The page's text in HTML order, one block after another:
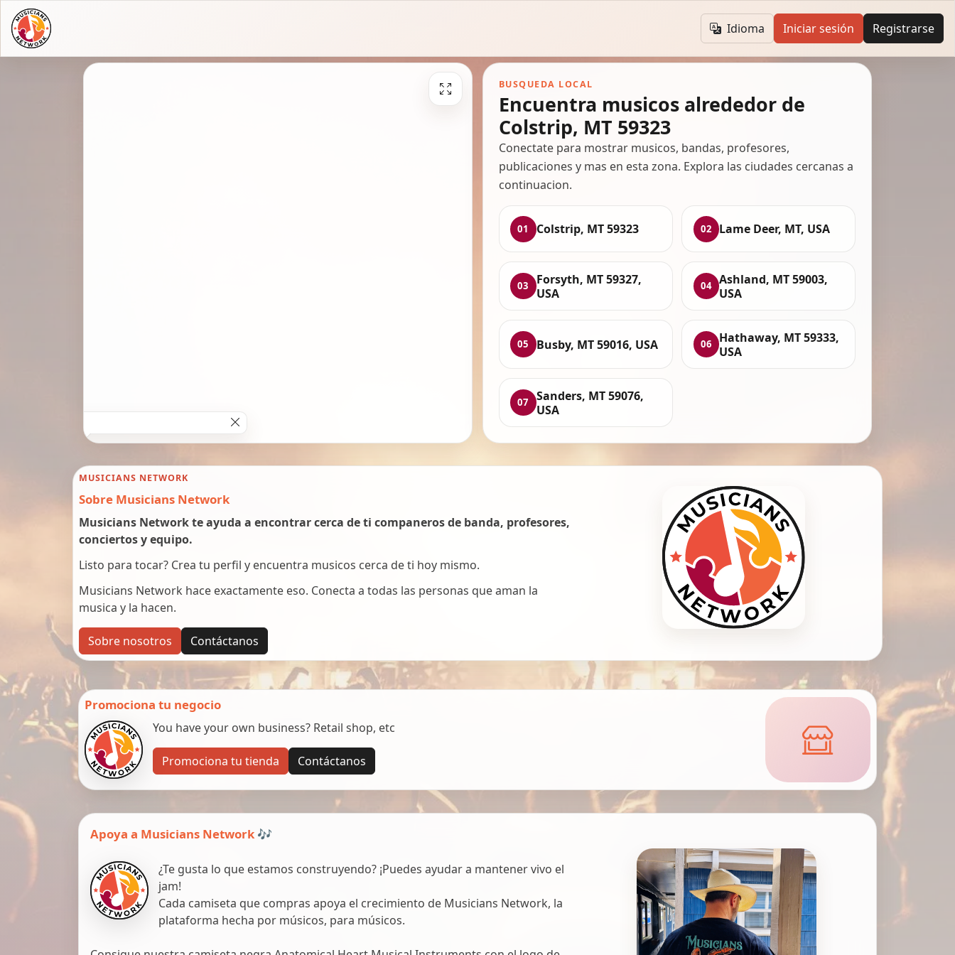
Idioma Iniciar sesión Registrarse
BUSQUEDA LOCAL
Encuentra musicos alrededor de
Colstrip, MT 59323
Conectate para mostrar musicos, bandas, profesores,
publicaciones y mas en esta zona. Explora las ciudades cercanas a
continuacion.
01 Colstrip, MT 59323 02 Lame Deer, MT, USA
03
Forsyth, MT 59327,
USA
04 Ashland, MT 59003,
USA
05 Busby, MT 59016, USA 06
Hathaway, MT 59333,
USA
07
Sanders, MT 59076,
USA
MUSICIANS NETWORK
Sobre Musicians Network
Musicians Network te ayuda a encontrar cerca de ti companeros de banda, profesores,
conciertos y equipo.
Listo para tocar? Crea tu perfil y encuentra musicos cerca de ti hoy mismo.
Musicians Network hace exactamente eso. Conecta a todas las personas que aman la
musica y la hacen.
Sobre nosotros Contáctanos
Promociona tu negocio
You have your own business? Retail shop, etc
Promociona tu tienda Contáctanos
Apoya a Musicians Network 🎶
¿Te gusta lo que estamos construyendo? ¡Puedes ayudar a mantener vivo el
jam!
Cada camiseta que compras apoya el crecimiento de Musicians Network, la
plataforma hecha por músicos, para músicos.